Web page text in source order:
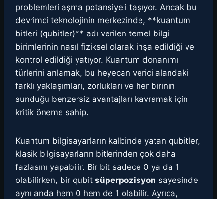
problemleri aşma potansiyeli taşıyor. Ancak bu
devrimci teknolojinin merkezinde, **kuantum
bitleri (qubitler)** adı verilen temel bilgi
birimlerinin nasıl fiziksel olarak inşa edildiği ve
kontrol edildiği yatıyor. Kuantum donanımı
türlerini anlamak, bu heyecan verici alandaki
farklı yaklaşımları, zorlukları ve her birinin
sunduğu benzersiz avantajları kavramak için
kritik öneme sahip.
Kuantum bilgisayarların kalbinde yatan qubitler,
klasik bilgisayarların bitlerinden çok daha
fazlasını yapabilir. Bir bit sadece 0 ya da 1
olabilirken, bir qubit süperpozisyon sayesinde
aynı anda hem 0 hem de 1 olabilir. Ayrıca,